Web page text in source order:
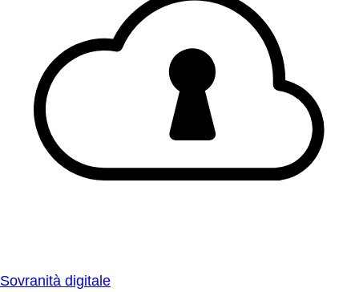
Sovranità digitale